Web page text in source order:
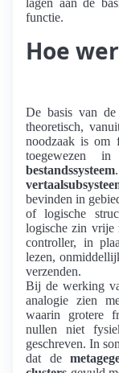
functie.
Hoe
De basis van de
theoretisch,
noodzaak is om
toegewezen
bestandssysteem
bevinden in
of logische
logische zin vrije
controller, in
lezen,
verzenden.
Bij de werking
analogie zien
waarin grotere
nullen niet
geschreven. In
dat de